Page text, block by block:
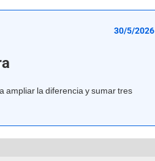
30/5/2026
ampliar la diferencia y sumar tres